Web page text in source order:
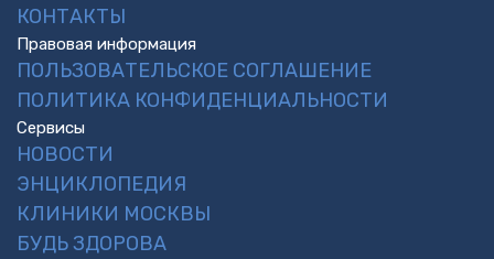
КОНТАКТЫ
Правовая информация
ПОЛЬЗОВАТЕЛЬСКОЕ СОГЛАШЕНИЕ
ПОЛИТИКА КОНФИДЕНЦИАЛЬНОСТИ
Сервисы
НОВОСТИ
ЭНЦИКЛОПЕДИЯ
КЛИНИКИ МОСКВЫ
БУДЬ ЗДОРОВА